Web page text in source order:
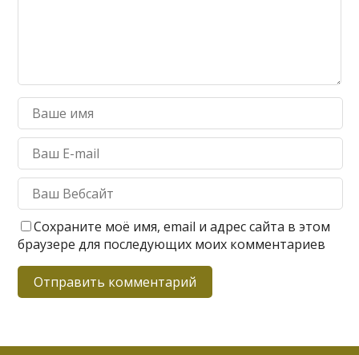
Сохраните моё имя, email и адрес сайта в этом
браузере для последующих моих комментариев